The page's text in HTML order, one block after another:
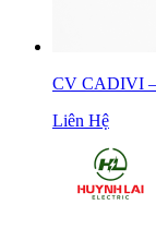
CV CADIVI
Liên Hệ